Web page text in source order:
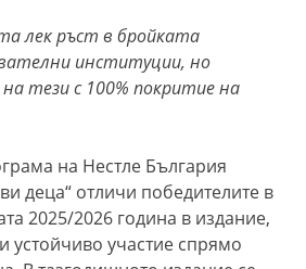
лек ръст в бройката
институции, но
тези с 100% покритие на
на Нестле България
деца“ отличи победителите в
2025/2026 година в издание,
устойчиво участие спрямо